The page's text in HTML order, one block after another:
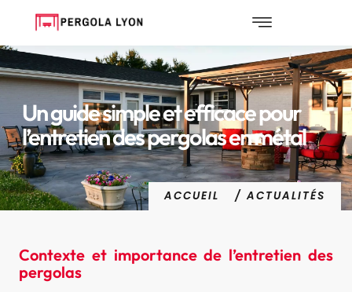
Un guide simple et efficace pour
l’entretien des pergolas en métal
ACCUEIL / ACTUALITÉS
Contexte et importance de l’entretien des
pergolas